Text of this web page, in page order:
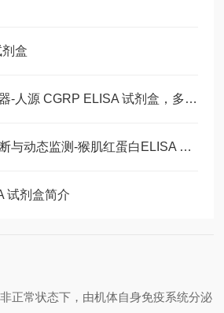
盒
神经肽精准定量利器-人源 CGRP ELISA 试剂盒，多类型样本直接检测
猴心肌损伤早期诊断与动态监测-猴肌红蛋白ELISA 试剂盒
试剂盒简介
正常状态下，由机体自身免疫系统分泌